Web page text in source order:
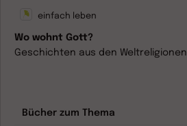
einfach leben
Wo wohnt Gott?
Geschichten aus den Weltreligionen
Bücher zum Thema